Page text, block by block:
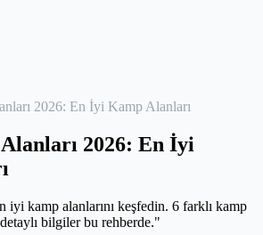
2026: En İyi Kamp Alanları
2026: En İyi
iyi kamp alanlarını keşfedin. 6 farklı kamp
bilgiler bu rehberde."